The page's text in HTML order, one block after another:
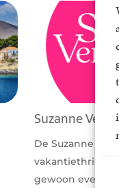
Suzanne
De Suzanne
vakantiethrillers
gewoon even toe